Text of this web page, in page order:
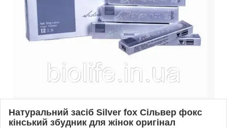
Натуральний засіб Silver fox Сільвер фокс
кінський збудник для жінок оригінал